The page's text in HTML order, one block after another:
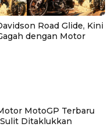
Road Glide, Kini
dengan Motor
MotoGP Terbaru
Ditaklukkan